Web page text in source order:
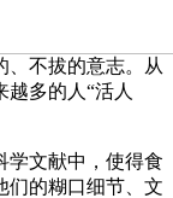
、不拔的意志。从
多的人“活人
文献中，使得食
们的糊口细节、文